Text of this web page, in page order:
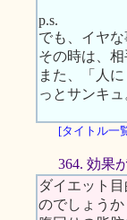
p.s.
でも、イヤ
その時は、
また、「人
っとサンキュ
[タイトル一
364. 効果
ダイエット
のでしょうか